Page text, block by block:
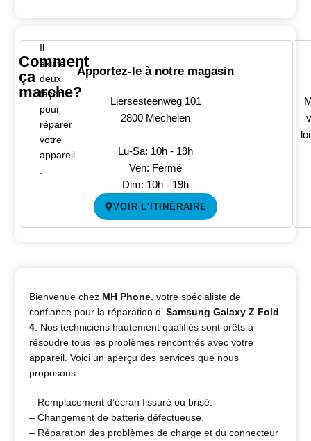
Comment
ça
marche?
Il
existe
deux
façons
pour
réparer
votre
appareil
:
Apportez-le à notre magasin
Liersesteenweg 101
2800 Mechelen
Lu-Sa: 10h - 19h
Ven: Fermé
Dim: 10h - 19h
VOIR L'ITINÉRAIRE
Bienvenue chez MH Phone , votre spécialiste de
confiance pour la réparation d’ Samsung Galaxy Z Fold
4 . Nos techniciens hautement qualifiés sont prêts à
résoudre tous les problèmes rencontrés avec votre
appareil. Voici un aperçu des services que nous
proposons :
– Remplacement d’écran fissuré ou brisé.
– Changement de batterie défectueuse.
– Réparation des problèmes de charge et du connecteur